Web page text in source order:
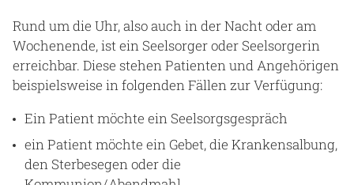
Rund um die Uhr, also auch in der Nacht oder am
Wochenende, ist ein Seelsorger oder Seelsorgerin
erreichbar. Diese stehen Patienten und Angehörigen
beispielsweise in folgenden Fällen zur Verfügung:
Ein Patient möchte ein Seelsorgsgespräch
ein Patient möchte ein Gebet, die Krankensalbung,
den Sterbesegen oder die